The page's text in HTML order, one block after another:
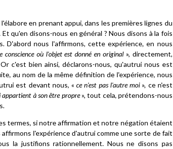
l'élabore en prenant appui, dans les premières lignes du
qu'en disons-nous en général ? Nous disons à la fois
D'abord nous l'affirmons, cette expérience, en nous
conscience où l'objet est donné en original », directement,
c'est bien ainsi, déclarons-nous, qu'autrui nous est
au nom de la même définition de l'expérience, nous
est devant nous, «ce n'est pas l'autre moi », ce n'est
appartient à son être propre», tout cela, prétendons-nous
termes, si notre affirmation et notre négation étaient
l'expérience d'autrui comme une sorte de fait
la justifions rationnellement. Nous ne disons pas